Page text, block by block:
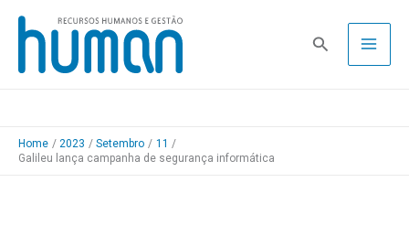
Skip
content
Pesquisa
Home 2023 Setembro
11
Galileu lança campanha de segurança informática